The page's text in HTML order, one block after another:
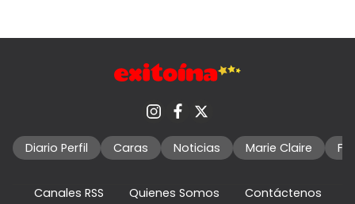
Diario Perfil Caras Noticias Marie Claire
Canales RSS Quienes Somos Contáctenos